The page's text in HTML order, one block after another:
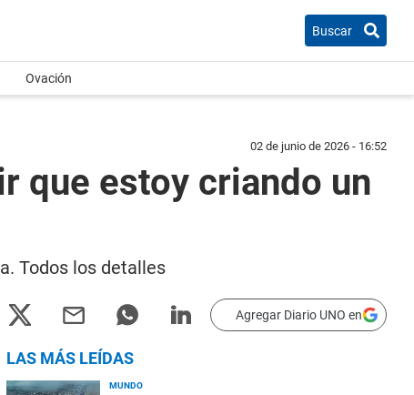
Buscar
Ovación
02 de junio de 2026 - 16:52
que estoy criando un
Todos los detalles
Agregar Diario UNO en
LAS MÁS LEÍDAS
MUNDO